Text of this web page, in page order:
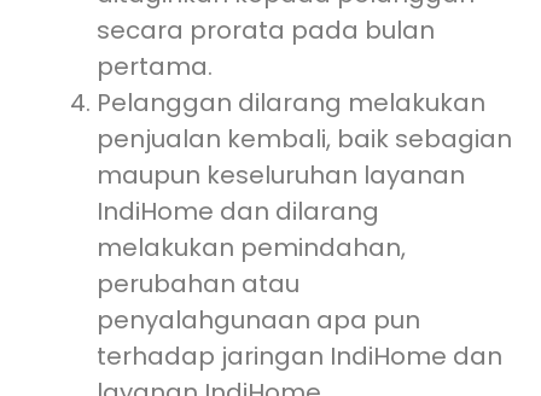
secara prorata pada bulan
pertama.
Pelanggan dilarang melakukan
penjualan kembali, baik sebagian
maupun keseluruhan layanan
IndiHome dan dilarang
melakukan pemindahan,
perubahan atau
penyalahgunaan apa pun
terhadap jaringan IndiHome dan